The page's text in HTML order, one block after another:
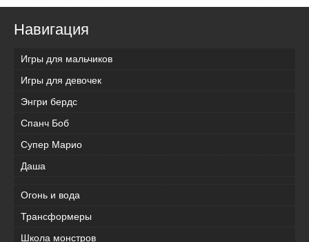
Навигация
Игры для мальчиков
Игры для девочек
Энгри бердс
Спанч Боб
Супер Марио
Даша
Огонь и вода
Трансформеры
Школа монстров